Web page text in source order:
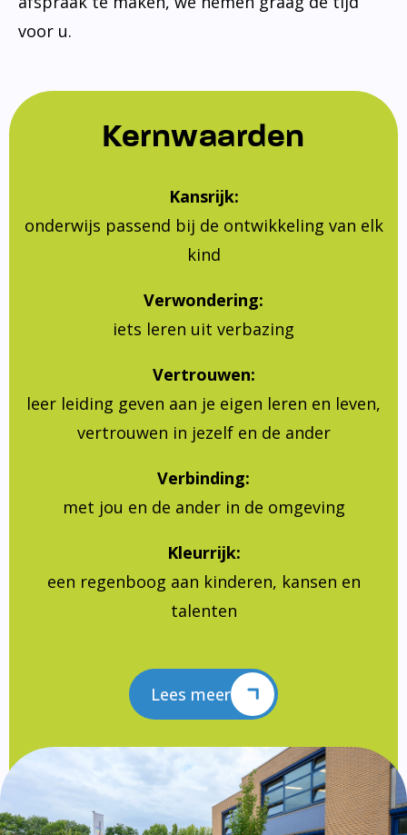
voor u.
Kernwaarden
Kansrijk:
onderwijs passend bij de ontwikkeling van elk
kind
Verwondering:
iets leren uit verbazing
Vertrouwen:
leer leiding geven aan je eigen leren en leven,
vertrouwen in jezelf en de ander
Verbinding:
met jou en de ander in de omgeving
Kleurrijk:
een regenboog aan kinderen, kansen en
talenten
Lees meer